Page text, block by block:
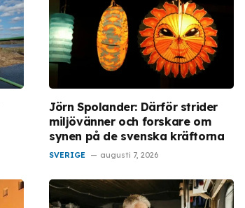
Jörn Spolander: Därför strider
miljövänner och forskare om
synen på de svenska kräftorna
SVERIGE augusti 7, 2026